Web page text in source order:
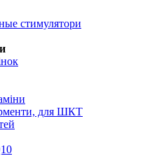
стимулятори
для ШКТ